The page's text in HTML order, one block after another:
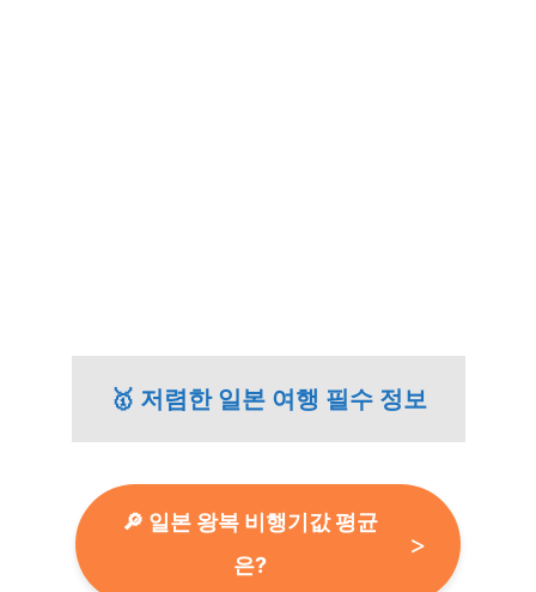
🥇 저렴한 일본 여행 필수 정보
🔎 일본 왕복 비행기값 평균
은?